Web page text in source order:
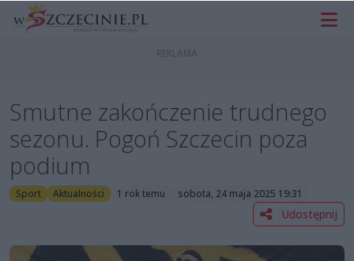
Smutne zakończenie trudnego
sezonu. Pogoń Szczecin poza
podium
Sport Aktualności 1 rok temu sobota, 24 maja 2025 19:31
Udostępnij